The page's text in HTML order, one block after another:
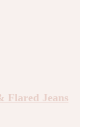
Flared Jeans